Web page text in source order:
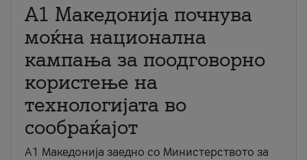
A1 Македонија почнува
моќна национална
кампања за поодговорно
користење на
технологијата во
сообраќајот
A1 Македонија заедно со Министерството за